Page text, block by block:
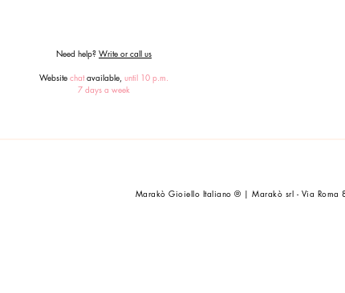
Need help? Write or call us
Website chatavailable, until 10 p.m.
7 days a week
Marakò Gioiello Italiano ® | Marakò srl - Via Roma